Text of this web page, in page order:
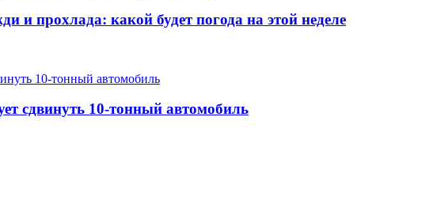
прохлада: какой будет погода на этой неделе
сдвинуть 10-тонный автомобиль